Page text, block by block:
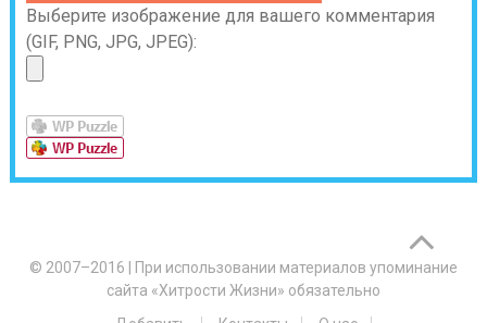
Выберите изображение для вашего комментария
(GIF, PNG, JPG, JPEG):
© 2007–2016
При использовании материалов упоминание
сайта «Хитрости Жизни» обязательно